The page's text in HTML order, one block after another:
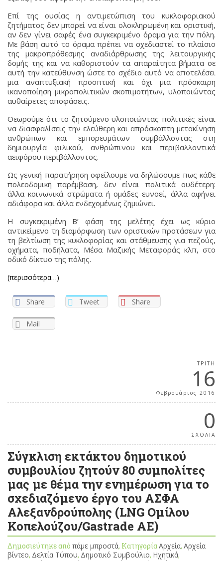
Επί της ουσίας η αντιμετώπιση του κυκλοφοριακού
ζητήματος δεν μπορεί να είναι ολοκληρωμένη και οριστική,
αν δεν γίνει σαφές ένα συγκεκριμένο όραμα για την πόλη.
Με βάση αυτό το όραμα πρέπει να σχεδιαστεί το πλαίσιο
της μακροπρόθεσμης αναδιάρθρωσης της λειτουργικής
δομής της και να καθοριστούν τα απαραίτητα βήματα σε
αυτή την κατεύθυνση ώστε το σχέδιο αυτό να αποτελέσει
μια αναπτυξιακή προοπτική και όχι μια πρόσκαιρη
ικανοποίηση μικροπολιτικών σκοπιμοτήτων, υλοποιώντας
αυθαίρετες αποφάσεις.
Θεωρούμε ότι το ζητούμενο υλοποιώντας πολιτικές είναι
να διασφαλίσεις την ελεύθερη και απρόσκοπτη μετακίνηση
ανθρώπων και εμπορευμάτων συμβάλλοντας στη
δημιουργία φιλικού, ανθρώπινου και περιβαλλοντικά
αειφόρου περιβάλλοντος.
Ως γενική παρατήρηση οφείλουμε να δηλώσουμε πως κάθε
πολεοδομική παρέμβαση, δεν είναι πολιτικά ουδέτερη:
άλλα κοινωνικά στρώματα ή ομάδες ευνοεί, άλλα αφήνει
αδιάφορα και άλλα ενδεχομένως ζημιώνει.
Η συγκεκριμένη Β’ φάση της μελέτης έχει ως κύριο
αντικείμενο τη διαμόρφωση των οριστικών προτάσεων για
τη βελτίωση της κυκλοφορίας και στάθμευσης για πεζούς,
οχήματα, ποδήλατα, Μέσα Μαζικής Μεταφοράς κλπ, στο
οδικό δίκτυο της πόλης.
(περισσότερα…)
Share Tweet Share
Mail
ΤΡΊΤΗ
16
Φεβρουάριος 2016
0
ΣΧΟΛΙΑ
Σύγκλιση εκτάκτου δημοτικού
συμβουλίου ζητούν 80 συμπολίτες
μας με θέμα την ενημέρωση για το
σχεδιαζόμενο έργο του ΑΣΦΑ
Αλεξανδρούπολης (LNG Ομίλου
Κοπελούζου/Gastrade AE)
Δημοσιεύτηκε από πάμε μπροστά, ΚατηγορίαΑρχεία, Αρχεία
βίντεο, Δελτία Τύπου, Δημοτικό Συμβούλιο, Ηχητικά,